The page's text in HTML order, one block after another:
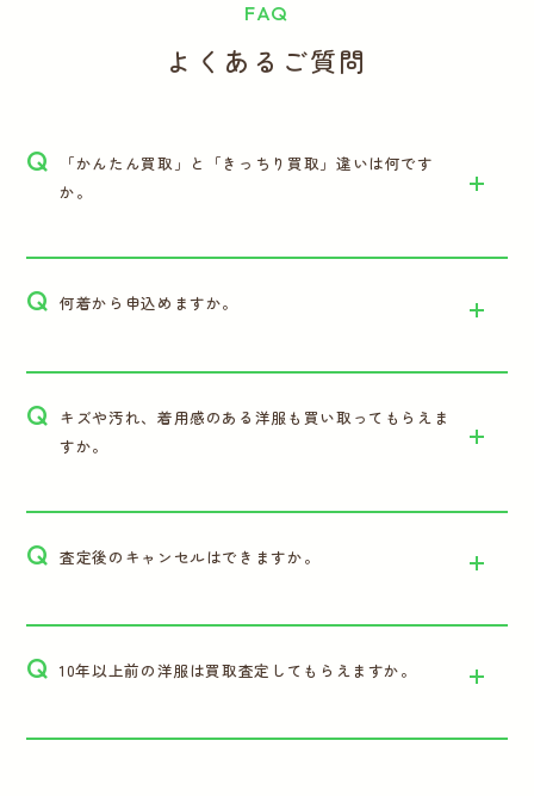
FAQ
よくあるご質問
Q
「かんたん買取」と「きっちり買取」違いは何です
か。
Q 何着から申込めますか。
Q キズや汚れ、着用感のある洋服も買い取ってもらえま
すか。
Q 査定後のキャンセルはできますか。
Q 10年以上前の洋服は買取査定してもらえますか。